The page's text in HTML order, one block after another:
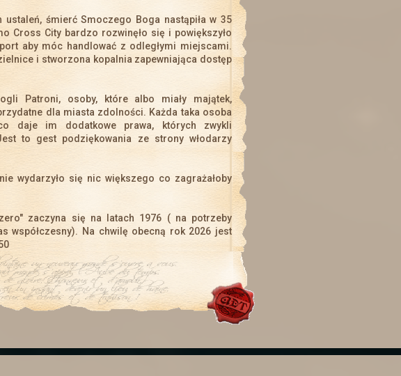
Koniec wyprawy
dalekiej krainie zostało ukończone. Postaci wróciły z nagrodami. Niestety
jest poza wiedzą większości z nich.
Aktualizacja
Zapraszamy do Aktualizacji
Świąteczna uczta
Wszystkich na Świąteczną Ucztę, która odbędzie się od 20 grudnia do 9
więcej :)
Mikołajki
dobrego z okazji Mikołajek i witamy z powrotem!
zmiany!
Dzień kobiet
Kobiet Administracja życzy Paniom wszystkiego najlepszego z okazji Waszego
ustaleń, śmierć Smoczego Boga nastąpiła w 35
Cross City bardzo rozwinęło się i powiększyło
aby móc handlować z odległymi miejscami.
i stworzona kopalnia zapewniająca dostęp
Patroni, osoby, które albo miały majątek,
dla miasta zdolności. Każda taka osoba
daje im dodatkowe prawa, których zwykli
to gest podziękowania ze strony włodarzy
wydarzyło się nic większego co zagrażałoby
zaczyna się na latach 1976 ( na potrzeby
współczesny). Na chwilę obecną rok 2026 jest